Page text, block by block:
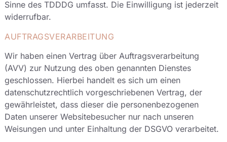
Sinne des TDDDG umfasst. Die Einwilligung ist jederzeit
widerrufbar.
AUFTRAGSVERARBEITUNG
Wir haben einen Vertrag über Auftragsverarbeitung
(AVV) zur Nutzung des oben genannten Dienstes
geschlossen. Hierbei handelt es sich um einen
datenschutzrechtlich vorgeschriebenen Vertrag, der
gewährleistet, dass dieser die personenbezogenen
Daten unserer Websitebesucher nur nach unseren
Weisungen und unter Einhaltung der DSGVO verarbeitet.